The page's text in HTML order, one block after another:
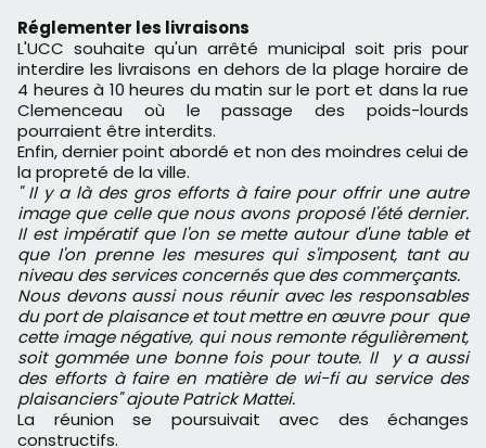
Réglementer les livraisons
L'UCC souhaite qu'un arrêté municipal soit pris pour
interdire les livraisons en dehors de la plage horaire de
4 heures à 10 heures du matin sur le port et dans la rue
Clemenceau où le passage des poids-lourds
pourraient être interdits.
Enfin, dernier point abordé et non des moindres celui de
la propreté de la ville.
" Il y a là des gros efforts à faire pour offrir une autre
image que celle que nous avons proposé l'été dernier.
Il est impératif que l'on se mette autour d'une table et
que l'on prenne les mesures qui s'imposent, tant au
niveau des services concernés que des commerçants.
Nous devons aussi nous réunir avec les responsables
du port de plaisance et tout mettre en œuvre pour que
cette image négative, qui nous remonte régulièrement,
soit gommée une bonne fois pour toute. Il y a aussi
des efforts à faire en matière de wi-fi au service des
plaisanciers" ajoute Patrick Mattei.
La réunion se poursuivait avec des échanges
constructifs.